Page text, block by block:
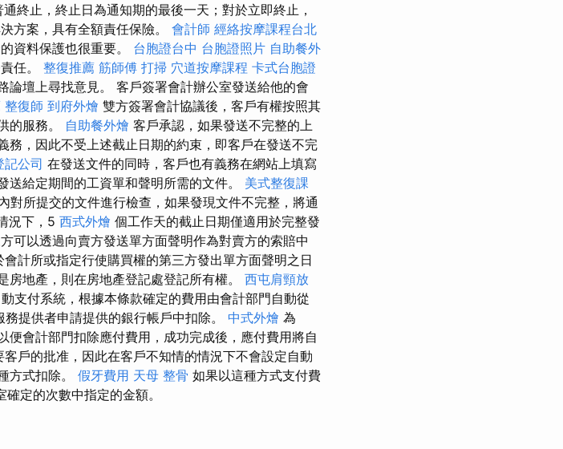
通終止，終止日為通知期的最後一天；對於立即終止，
方案，具有全額責任保險。 會計師 經絡按摩課程台北
資料保護也很重要。 台胞證台中 台胞證照片 自助餐外
任。 整復推薦 筋師傅 打掃 穴道按摩課程 卡式台胞證
壇上尋找意見。 客戶簽署會計辦公室發送給他的會
整復師 到府外燴 雙方簽署會計協議後，客戶有權按照其
的服務。
自助餐外燴 客戶承認，如果發送不完整的上
務，因此不受上述截止日期的約束，即客戶在發送不完
記公司 在發送文件的同時，客戶也有義務在網站上填寫
給定期間的工資單和聲明所需的文件。 美式整復課
對所提交的文件進行檢查，如果發現文件不完整，將通
況下，5 西式外燴 個工作天的截止日期僅適用於完整發
可以透過向賣方發送單方面聲明作為對賣方的索賠中
會計所或指定行使購買權的第三方發出單方面聲明之日
地產，則在房地產登記處登記所有權。 西屯肩頸放
支付系統，根據本條款確定的費用由會計部門自動從
務提供者申請提供的銀行帳戶中扣除。 中式外燴 為
會計部門扣除應付費用，成功完成後，應付費用將自
戶的批准，因此在客戶不知情的情況下不會設定自動
方式扣除。 假牙費用 天母 整骨 如果以這種方式支付費
定的次數中指定的金額。